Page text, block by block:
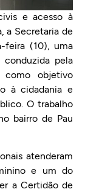
e acesso à
a Secretaria de
feira (10), uma
pela
objetivo
à cidadania e
O trabalho
bairro de Pau
atenderam
e um do
a Certidão de